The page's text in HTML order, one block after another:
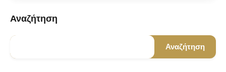
Αναζήτηση
Αναζήτηση